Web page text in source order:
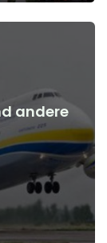
andere
nach